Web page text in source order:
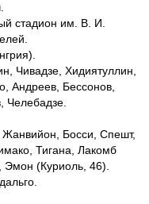
стадион им. В. И.
Чивадзе, Хидиятуллин,
Андреев, Бессонов,
Челебадзе.
Босси, Спешт,
Тигана, Лакомб
Эмон (Куриоль, 46).